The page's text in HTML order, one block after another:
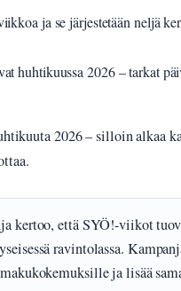
ja se järjestetään neljä
huhtikuussa 2026 – tarkat
2026 – silloin alkaa
kertoo, että SYÖ!-viikot
ravintolassa.
ja lisää